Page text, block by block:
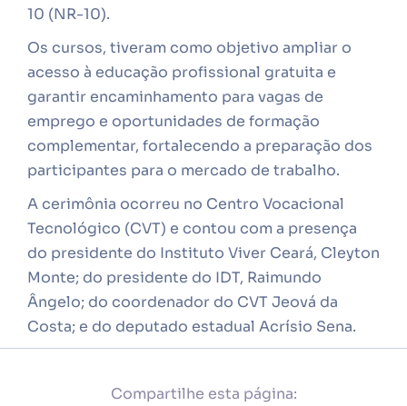
10 (NR-10).
Os cursos, tiveram como objetivo ampliar o
acesso à educação profissional gratuita e
garantir encaminhamento para vagas de
emprego e oportunidades de formação
complementar, fortalecendo a preparação dos
participantes para o mercado de trabalho.
A cerimônia ocorreu no Centro Vocacional
Tecnológico (CVT) e contou com a presença
do presidente do Instituto Viver Ceará, Cleyton
Monte; do presidente do IDT, Raimundo
Ângelo; do coordenador do CVT Jeová da
Costa; e do deputado estadual Acrísio Sena.
Compartilhe esta página: